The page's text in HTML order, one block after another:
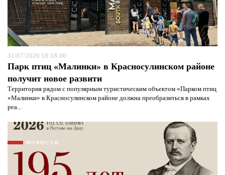
31/07/2026 18:18:00
Парк птиц «Малинки» в Красносулинском районе
получит новое развити
Территория рядом с популярным туристическим объектом «Парком птиц
«Малинки» в Красносулинском районе должна преобразиться в рамках
реа...
НОВОСТИ